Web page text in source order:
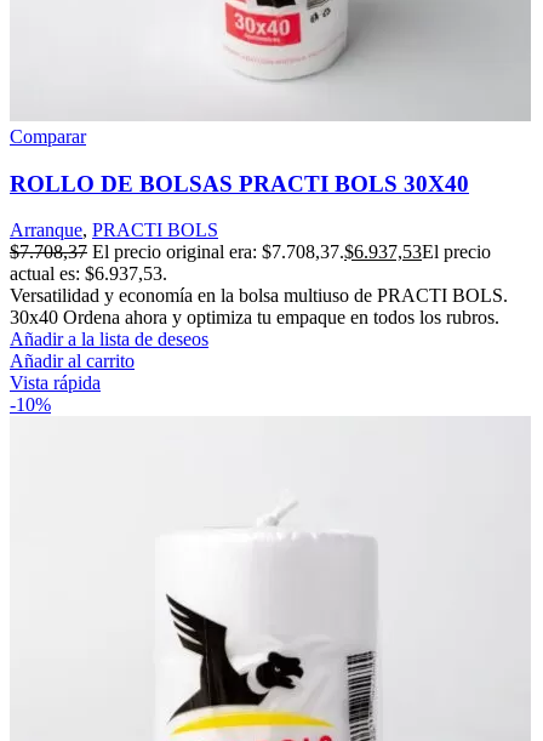
Comparar
ROLLO DE BOLSAS PRACTI BOLS 30X40
Arranque, PRACTI BOLS
$7.708,37 El precio original era: $7.708,37.$6.937,53El precio
actual es: $6.937,53.
Versatilidad y economía en la bolsa multiuso de PRACTI BOLS.
30x40 Ordena ahora y optimiza tu empaque en todos los rubros.
Añadir a la lista de deseos
Añadir al carrito
Vista rápida
-10%